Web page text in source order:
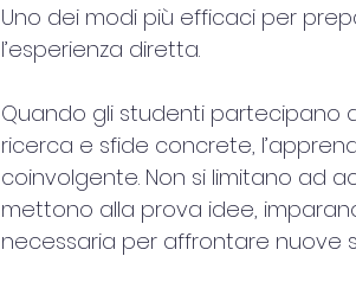
Uno dei modi più efficaci per
l’esperienza diretta.
Quando gli studenti partecipano
ricerca e sfide concrete,
coinvolgente. Non si limitano ad
mettono alla prova idee,
necessaria per affrontare nuove